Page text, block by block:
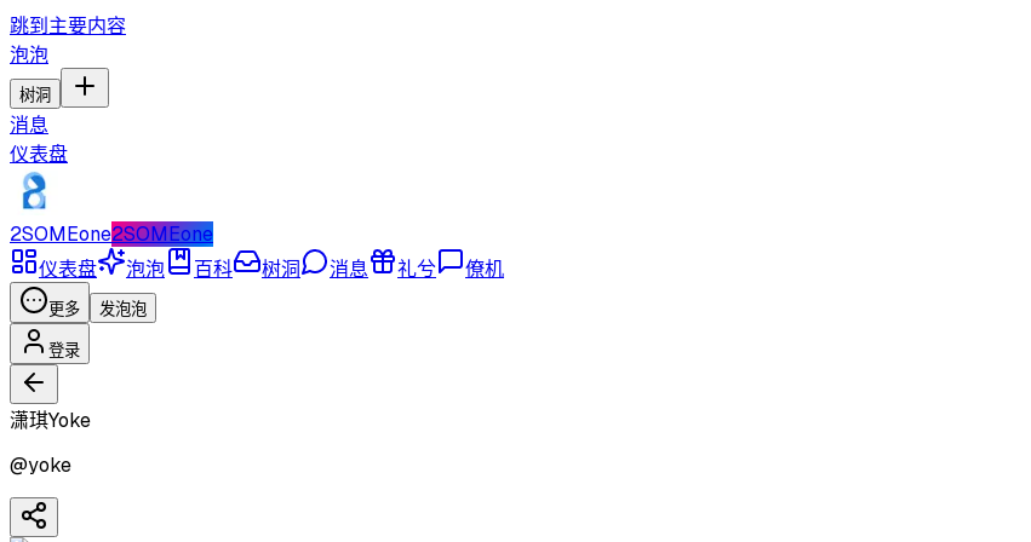
跳到主要内容
泡泡
树洞
消息
仪表盘
2SOMEone2SOMEone
仪表盘
泡泡 百科 树洞 消息 礼兮 僚机
更多 发泡泡
登录
潇琪Yoke
@yoke